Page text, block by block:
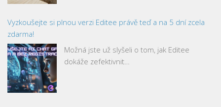
Vyzkoušejte si plnou verzi Editee právě teď a na 5 dní zcela
zdarma!
Možná jste už slyšeli o tom, jak Editee
dokáže zefektivnit…